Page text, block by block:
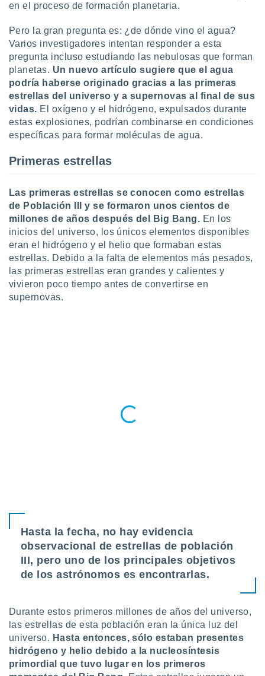
se
ni para
aunque
no
Puedes
acceder a
web a
únicos
similares
como
un
o acceder
datos
en el proceso de formación planetaria.
Pero la gran pregunta es: ¿de dónde vino el agua?
Varios investigadores intentan responder a esta
pregunta incluso estudiando las nebulosas que forman
planetas. Un nuevo artículo sugiere que el agua
podría haberse originado gracias a las primeras
estrellas del universo y a supernovas al final de sus
vidas. El oxígeno y el hidrógeno, expulsados durante
estas explosiones, podrían combinarse en condiciones
específicas para formar moléculas de agua.
Primeras estrellas
Las primeras estrellas se conocen como estrellas
de Población III y se formaron unos cientos de
millones de años después del Big Bang. En los
inicios del universo, los únicos elementos disponibles
eran el hidrógeno y el helio que formaban estas
estrellas. Debido a la falta de elementos más pesados,
las primeras estrellas eran grandes y calientes y
vivieron poco tiempo antes de convertirse en
supernovas.
Hasta la fecha, no hay evidencia
observacional de estrellas de población
III, pero uno de los principales objetivos
de los astrónomos es encontrarlas.
Durante estos primeros millones de años del universo,
las estrellas de esta población eran la única luz del
universo. Hasta entonces, sólo estaban presentes
hidrógeno y helio debido a la nucleosíntesis
primordial que tuvo lugar en los primeros